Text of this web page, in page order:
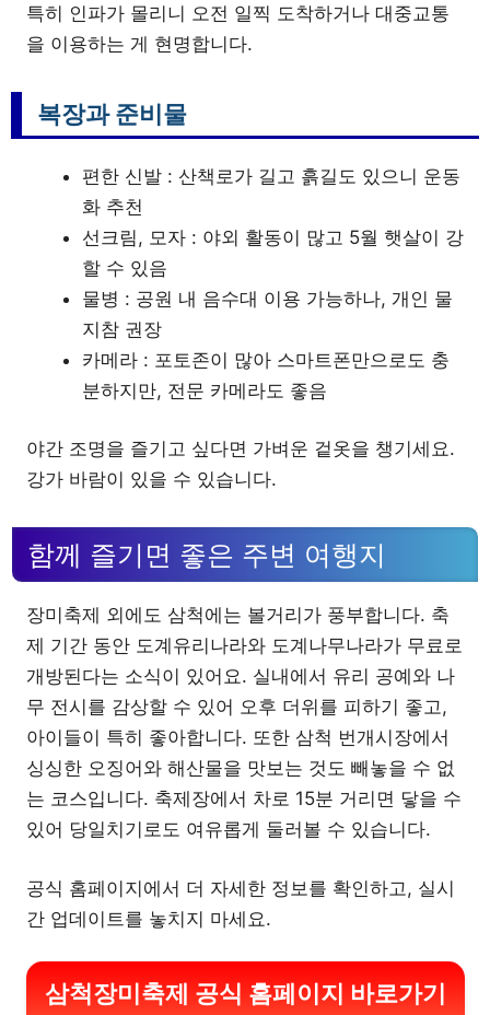
특히 인파가 몰리니 오전 일찍 도착하거나 대중교통
을 이용하는 게 현명합니다.
복장과 준비물
편한 신발 : 산책로가 길고 흙길도 있으니 운동
화 추천
선크림, 모자 : 야외 활동이 많고 5월 햇살이 강
할 수 있음
물병 : 공원 내 음수대 이용 가능하나, 개인 물
지참 권장
카메라 : 포토존이 많아 스마트폰만으로도 충
분하지만, 전문 카메라도 좋음
야간 조명을 즐기고 싶다면 가벼운 겉옷을 챙기세요.
강가 바람이 있을 수 있습니다.
함께 즐기면 좋은 주변 여행지
장미축제 외에도 삼척에는 볼거리가 풍부합니다. 축
제 기간 동안 도계유리나라와 도계나무나라가 무료로
개방된다는 소식이 있어요. 실내에서 유리 공예와 나
무 전시를 감상할 수 있어 오후 더위를 피하기 좋고,
아이들이 특히 좋아합니다. 또한 삼척 번개시장에서
싱싱한 오징어와 해산물을 맛보는 것도 빼놓을 수 없
는 코스입니다. 축제장에서 차로 15분 거리면 닿을 수
있어 당일치기로도 여유롭게 둘러볼 수 있습니다.
공식 홈페이지에서 더 자세한 정보를 확인하고, 실시
간 업데이트를 놓치지 마세요.
삼척장미축제 공식 홈페이지 바로가기